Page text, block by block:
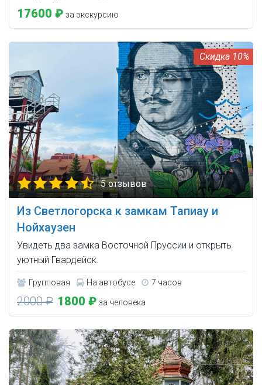
17600 ₽ за экскурсию
10%
5 отзывов
Из Светлогорска к замкам Тапиау и
Нойхаузен
Увидеть два замка Восточной Пруссии и открыть
уютный Гвардейск.
Групповая На автобусе 7 часов
2000 ₽ 1800 ₽ за человека